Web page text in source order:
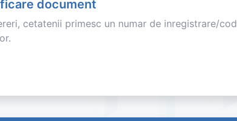
document
cetatenii primesc un numar de inregistrare/